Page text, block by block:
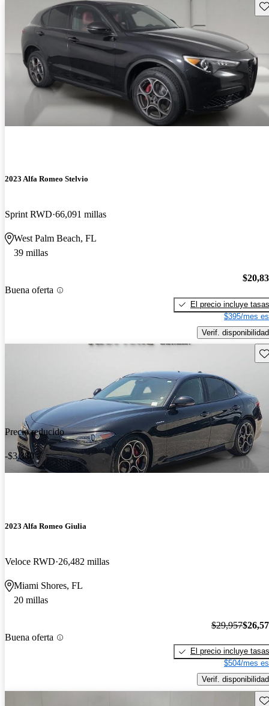
2023 Alfa Romeo Stelvio
Sprint RWD 66,091 millas
West Palm Beach, FL
39 millas
Buena oferta
El precio incluye tasas
$395/mes
Verif. disponibilidad
Precio reducido
-$3,380
2023 Alfa Romeo Giulia
Veloce RWD 26,482 millas
Miami Shores, FL
20 millas
Buena oferta
$29,957
El precio incluye tasas
$504/mes
Verif. disponibilidad